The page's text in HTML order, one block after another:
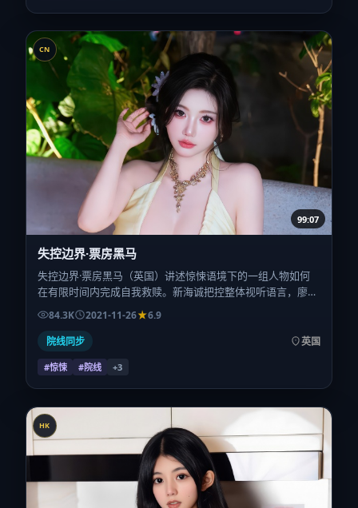
CN
99:07
失控边界·票房黑马
失控边界·票房黑马（英国）讲述惊悚语境下的一组人物如何
在有限时间内完成自我救赎。新海诚把控整体视听语言，廖
凡、孙艺珍、桂纶镁、章子怡、赞达亚、赵涛的表演层次丰
富。影片定于 2021-11-26 起陆续登陆院线与网络平台，贺岁
档前后公映，片长122分钟。
84.3K 2021-11-26
6.9
院线同步
英国
#惊悚 #院线 +3
HK